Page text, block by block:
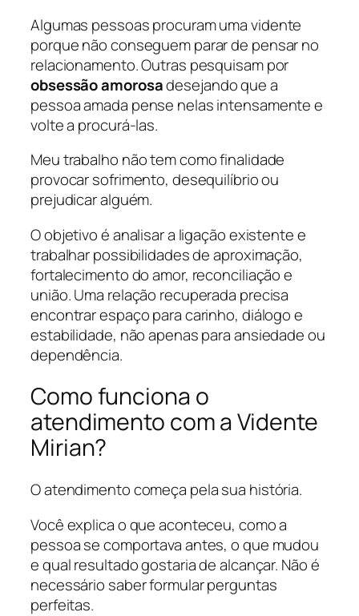
Algumas pessoas procuram uma vidente
porque não conseguem parar de pensar no
relacionamento. Outras pesquisam por
obsessão amorosadesejando que a
pessoa amada pense nelas intensamente e
volte a procurá-las.
Meu trabalho não tem como finalidade
provocar sofrimento, desequilíbrio ou
prejudicar alguém.
O objetivo é analisar a ligação existente e
trabalhar possibilidades de aproximação,
fortalecimento do amor, reconciliação e
união. Uma relação recuperada precisa
encontrar espaço para carinho, diálogo e
estabilidade, não apenas para ansiedade ou
dependência.
Como funciona o
atendimento com a Vidente
Mirian?
O atendimento começa pela sua história.
Você explica o que aconteceu, como a
pessoa se comportava antes, o que mudou
e qual resultado gostaria de alcançar. Não é
necessário saber formular perguntas
perfeitas.